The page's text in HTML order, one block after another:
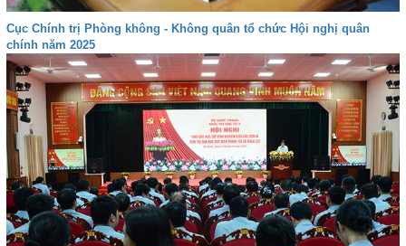
Cục Chính trị Phòng không - Không quân tổ chức Hội nghị quân
chính năm 2025